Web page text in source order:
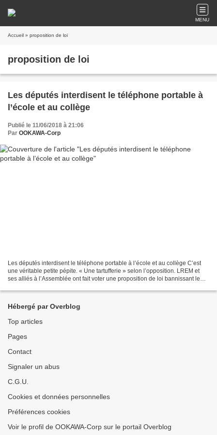
MENU
Accueil » proposition de loi
proposition de loi
Les députés interdisent le téléphone portable à
l’école et au collège
Publié le 11/06/2018 à 21:06
Par OOKAWA-Corp
Les députés interdisent le téléphone portable à l’école et au collège C’est
une véritable petite pépite. « Une tartufferie » selon l’opposition. LREM et
ses alliés à l’Assemblée ont fait voter une proposition de loi bannissant le
Hébergé par Overblog
Top articles
Pages
Contact
Signaler un abus
C.G.U.
Cookies et données personnelles
Préférences cookies
Voir le profil de OOKAWA-Corp sur le portail Overblog